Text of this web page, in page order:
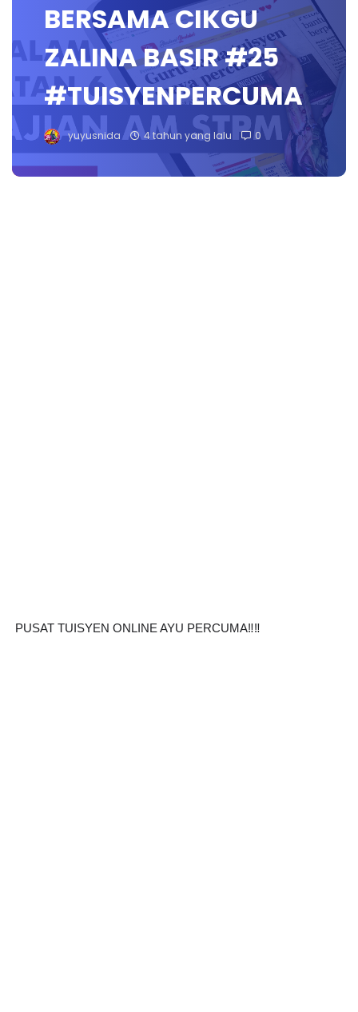
BERSAMA CIKGU
ZALINA BASIR #25
#TUISYENPERCUMA
yuyusnida 4 tahun yang lalu 0
PUSAT TUISYEN ONLINE AYU PERCUMA‼️‼️